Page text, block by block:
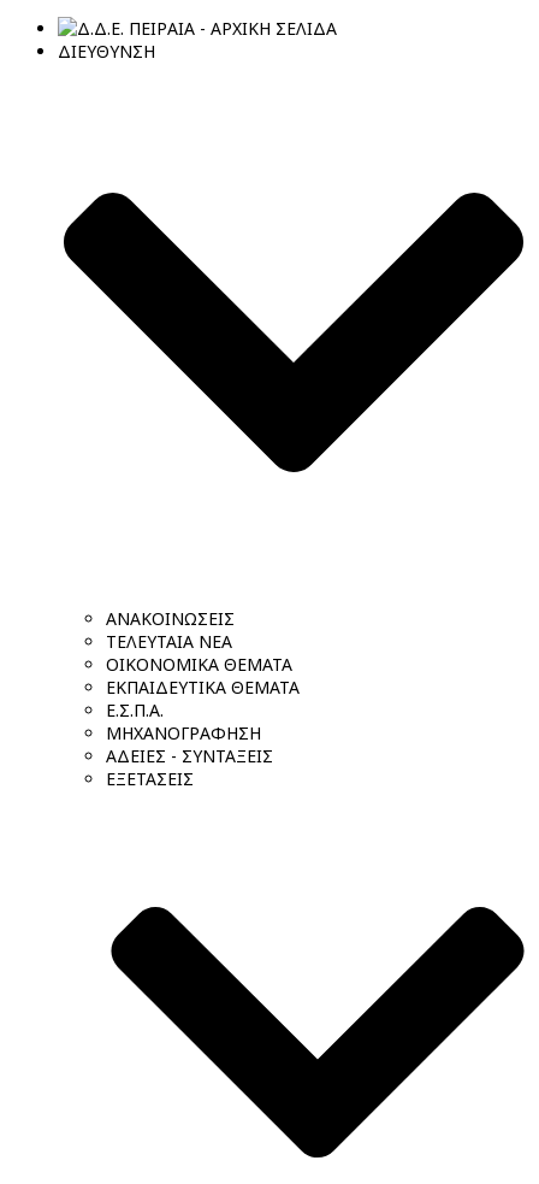
ΔΙΕΥΘΥΝΣΗ
ΑΝΑΚΟΙΝΩΣΕΙΣ
ΤΕΛΕΥΤΑΙΑ ΝΕΑ
ΟΙΚΟΝΟΜΙΚΑ ΘΕΜΑΤΑ
ΕΚΠΑΙΔΕΥΤΙΚΑ ΘΕΜΑΤΑ
Ε.Σ.Π.Α.
ΜΗΧΑΝΟΓΡΑΦΗΣΗ
ΑΔΕΙΕΣ - ΣΥΝΤΑΞΕΙΣ
ΕΞΕΤΑΣΕΙΣ